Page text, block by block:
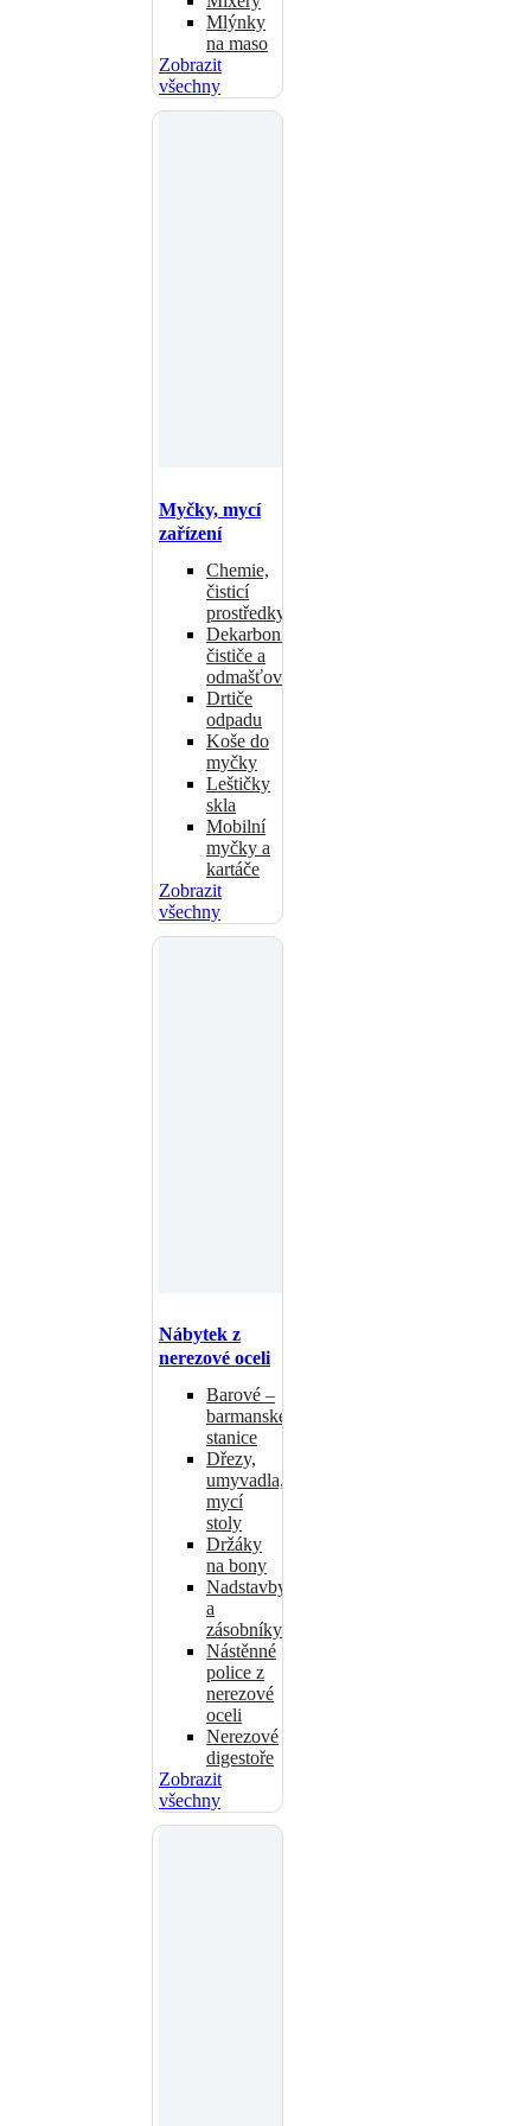
Mlýnky
na maso
Zobrazit
všechny
Myčky, mycí
zařízení
Chemie,
čisticí
prostředky
Dekarbonizační
čističe a
odmašťovače
Drtiče
odpadu
Koše do
myčky
Leštičky
skla
Mobilní
myčky a
kartáče
Zobrazit
všechny
Nábytek z
nerezové oceli
Barové –
barmanské
stanice
Dřezy,
umyvadla,
mycí
stoly
Držáky
na bony
Nadstavby
a
zásobníky
Nástěnné
police z
nerezové
oceli
Nerezové
digestoře
Zobrazit
všechny